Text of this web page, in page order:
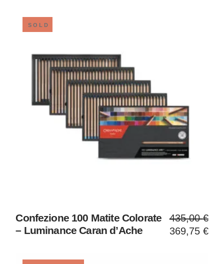
SOLD
Confezione 100 Matite Colorate
– Luminance Caran d’Ache
435,00€
Il
prezzo
369,75 €
Il
prezzo
attuale